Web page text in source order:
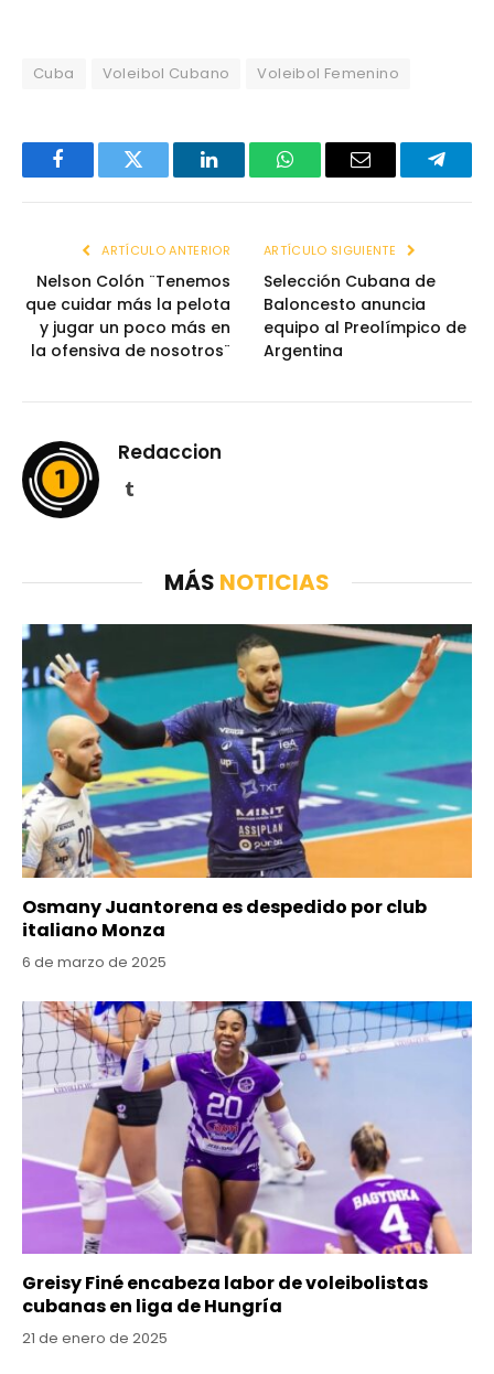
Cuba Voleibol Cubano Voleibol Femenino
FacebookTwitter LinkedInWhatsAppEmail
ARTÍCULO ANTERIOR
Nelson Colón ¨Tenemos
que cuidar más la pelota
y jugar un poco más en
la ofensiva de nosotros¨
ARTÍCULO SIGUIENTE
Selección Cubana de
Baloncesto anuncia
equipo al Preolímpico de
Argentina
Redaccion
Tumblr
MÁS NOTICIAS
Osmany Juantorena es despedido por club
italiano Monza
6 de marzo de 2025
Greisy Finé encabeza labor de voleibolistas
cubanas en liga de Hungría
21 de enero de 2025